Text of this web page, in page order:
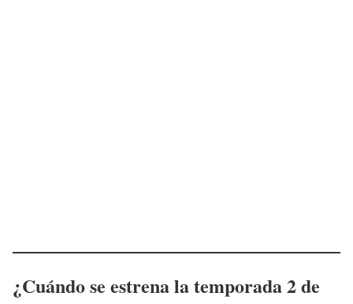
¿Cuándo se estrena la temporada 2 de